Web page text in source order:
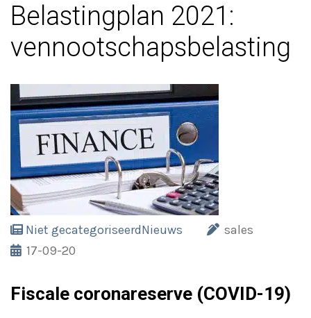
Belastingplan 2021:
vennootschapsbelasting
Niet gecategoriseerdNieuws
sales
17-09-20
Fiscale coronareserve (COVID-19)